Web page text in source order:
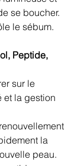
se boucher.
le sébum.
Peptide,
sur le
et la gestion
la
peau.